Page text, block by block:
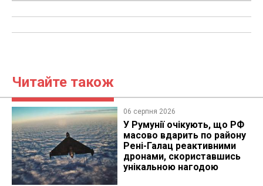
Читайте також
06 серпня 2026
У Румунії очікують, що РФ
масово вдарить по району
Рені-Галац реактивними
дронами, скориставшись
унікальною нагодою